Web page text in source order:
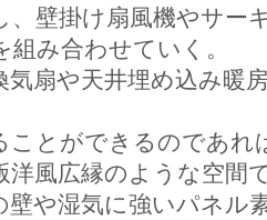
、壁掛け扇風機やサー
み合わせていく。
扇や天井埋め込み暖
ことができるのであれ
洋風広縁のような空間
や湿気に強いパネル